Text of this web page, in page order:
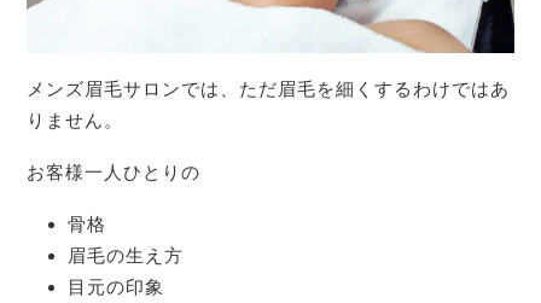
メンズ眉毛サロンでは、ただ眉毛を細くするわけではあ
りません。
お客様一人ひとりの
骨格
眉毛の生え方
目元の印象